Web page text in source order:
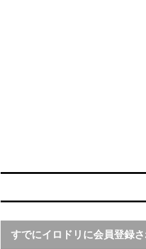
すでにイロドリに会員登録